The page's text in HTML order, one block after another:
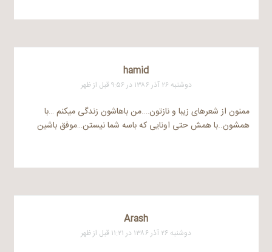
hamid
دوشنبه ۲۶ آذر ۱۳۸۶ در ۹:۵۶ قبل از ظهر
ممنون از شعرهای زیبا و نازتون….من باهاشون زندگی میکنم …با
همشون..با همش حتی اونایی که باسه شما نیستن…موفق باشین
Arash
دوشنبه ۲۶ آذر ۱۳۸۶ در ۱۱:۲۱ قبل از ظهر